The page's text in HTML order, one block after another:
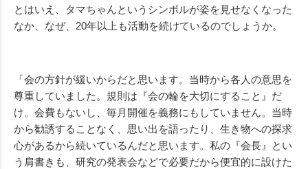
とはいえ、タマちゃんというシンボルが姿を見せなくなった
なか、なぜ、20年以上も活動を続けているのでしょうか。
「会の方針が緩いからだと思います。当時から各人の意思を
尊重していました。規則は『会の輪を大切にすること』だ
け。会費もないし、毎月開催を義務にもしていません。当時
から勧誘することなく、思い出を語ったり、生き物への探求
心があるから続いているんだと思います。私の『会長』とい
う肩書きも、研究の発表会などで必要だから便宜的に設けた